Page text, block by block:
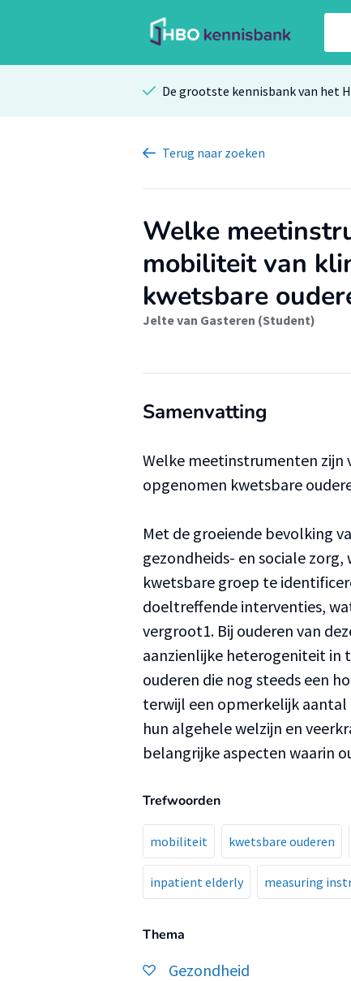
De grootste kennisbank van het
Terug naar zoeken
Welke
mobiliteit van
kwetsbare
Jelte van Gasteren (Student)
Samenvatting
Welke meetinstrumenten zijn
opgenomen kwetsbare
Met de groeiende bevolking
gezondheids- en sociale
kwetsbare groep te
doeltreffende interventies,
vergroot1. Bij ouderen van
aanzienlijke heterogeniteit in
ouderen die nog steeds een
terwijl een opmerkelijk aantal
hun algehele welzijn en
belangrijke aspecten waarin
Trefwoorden
mobiliteit kwetsbare ouderen
inpatient elderly measuring
Thema
Gezondheid